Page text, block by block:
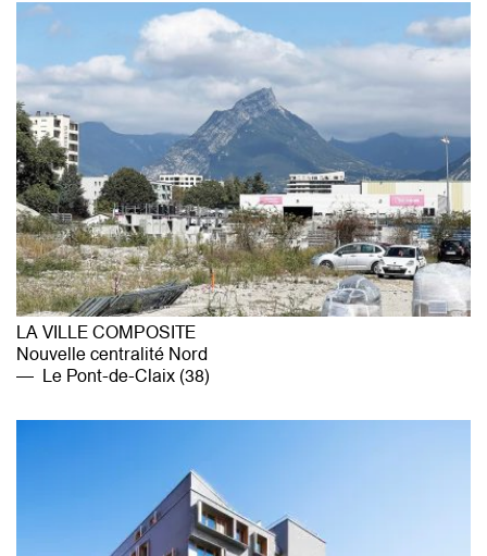
LA VILLE COMPOSITE
Nouvelle centralité Nord
Le Pont-de-Claix (38)